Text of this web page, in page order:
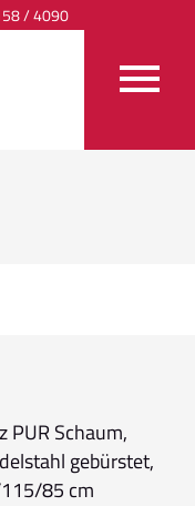
/ 4090
PUR Schaum,
gebürstet,
85 cm